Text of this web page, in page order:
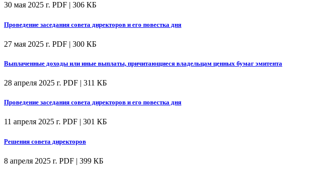
30 мая 2025 г. PDF | 306 КБ
Проведение заседания совета директоров и его повестка дня
27 мая 2025 г. PDF | 300 КБ
Выплаченные доходы или иные выплаты, причитающиеся владельцам ценных бумаг эмитента
28 апреля 2025 г. PDF | 311 КБ
Проведение заседания совета директоров и его повестка дня
11 апреля 2025 г. PDF | 301 КБ
Решения совета директоров
8 апреля 2025 г. PDF | 399 КБ